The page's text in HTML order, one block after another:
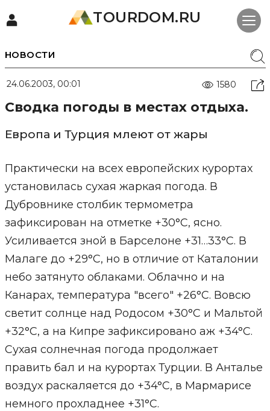
TOURDOM.RU
НОВОСТИ
24.06.2003, 00:01 1580
Сводка погоды в местах отдыха.
Европа и Турция млеют от жары
Практически на всех европейских курортах
установилась сухая жаркая погода. В
Дубровнике столбик термометра
зафиксирован на отметке +30°С, ясно.
Усиливается зной в Барселоне +31…33°С. В
Малаге до +29°С, но в отличие от Каталонии
небо затянуто облаками. Облачно и на
Канарах, температура "всего" +26°С. Вовсю
светит солнце над Родосом +30°С и Мальтой
+32°С, а на Кипре зафиксировано аж +34°С.
Сухая солнечная погода продолжает
править бал и на курортах Турции. В Анталье
воздух раскаляется до +34°С, в Мармарисе
немного прохладнее +31°С.